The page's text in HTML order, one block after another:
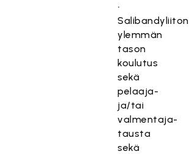
•
Salibandyliiton
ylemmän
tason
koulutus
sekä
pelaaja-
ja/tai
valmentaja-
tausta
sekä